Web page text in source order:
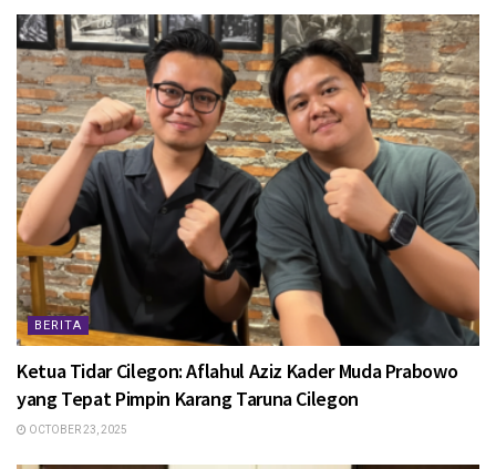
BERITA
Ketua Tidar Cilegon: Aflahul Aziz Kader Muda Prabowo
yang Tepat Pimpin Karang Taruna Cilegon
OCTOBER 23, 2025